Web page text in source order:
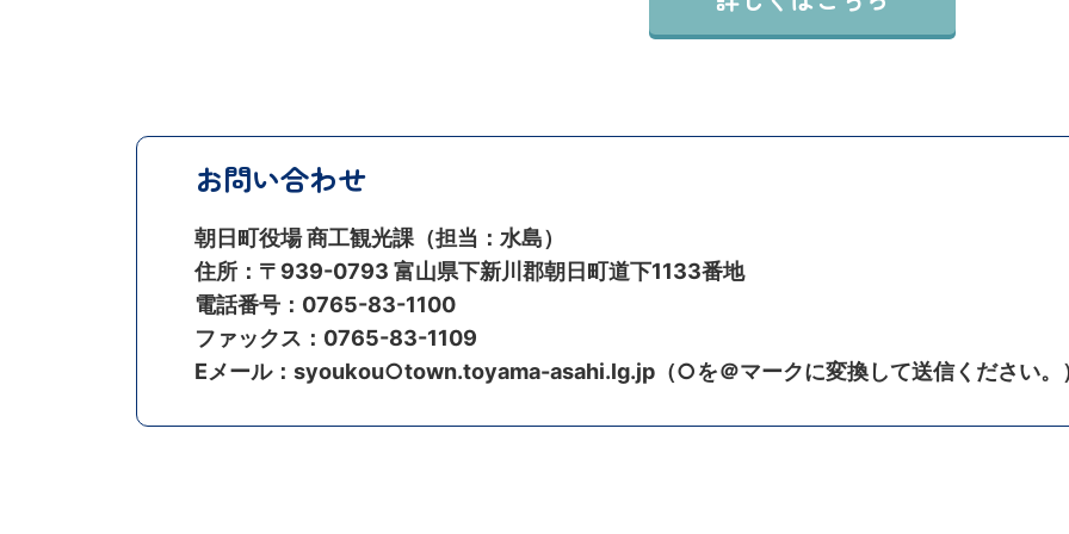
お問い合わせ
朝日町役場 商工観光課（担当：水島）
住所：〒939-0793 富山県下新川郡朝日町道下1133番地
電話番号：0765-83-1100
ファックス：0765-83-1109
Eメール：syoukou○town.toyama-asahi.lg.jp（○を＠マークに変換して送信ください。